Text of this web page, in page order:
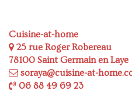
Cuisine-at-home
25 rue Roger Robereau
78100 Saint Germain en Laye
soraya@cuisine-at-
06 88 49 69 23